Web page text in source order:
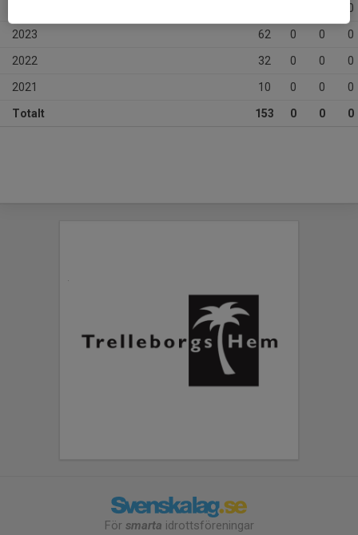
0
2023 62 0 0 0
2022 32 0 0 0
2021 10 0 0 0
Totalt 153 0 0 0
För smarta idrottsföreningar